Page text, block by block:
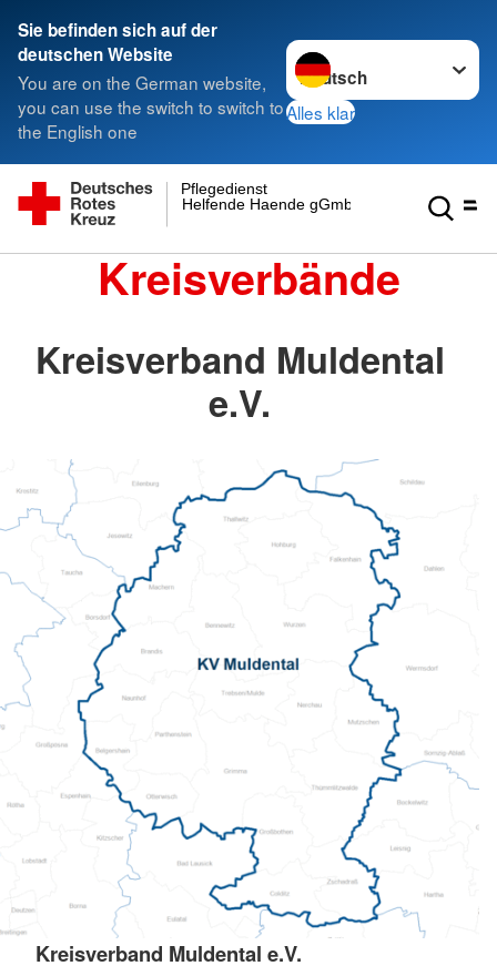
Sie befinden sich auf der
deutschen Website
You are on the German website,
you can use the switch to switch to
the English one
Sprache wechseln zu
Alles klar
Helfende Haende gGmbH
Pflegedienst
Kreisverbände
Kreisverband Muldental
e.V.
Kreisverband Muldental e.V.